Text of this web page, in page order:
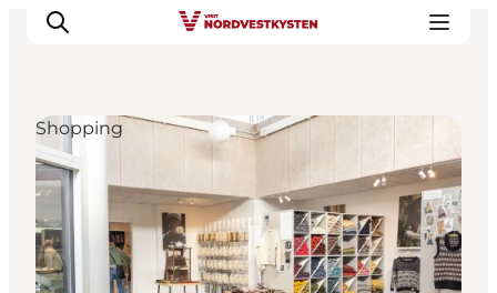
Urlaubsorte
Inspiration
Events
Unterkunft
Shopping